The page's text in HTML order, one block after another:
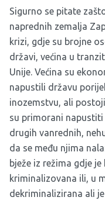
Sigurno se pitate
naprednih zemalja
krizi, gdje su brojne
državi, većina u
Unije. Većina su
napustili državu
inozemstvu, ali
su primorani
drugih vanrednih,
da se među njima
bježe iz režima gdje
kriminalizovana ili, u
dekriminalizirana ali